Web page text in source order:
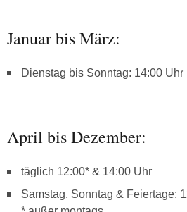
Januar bis März:
Dienstag bis Sonntag: 14:00 Uhr
April bis Dezember:
täglich 12:00* & 14:00 Uhr
Samstag, Sonntag & Feiertage: